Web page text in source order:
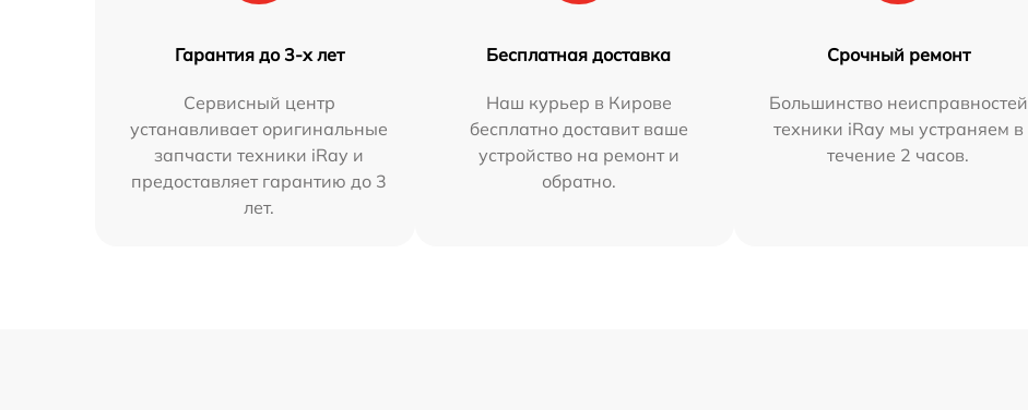
Гарантия до 3-х лет
Сервисный центр
устанавливает оригинальные
запчасти техники iRay и
предоставляет гарантию до 3
лет.
Бесплатная доставка
Наш курьер в Кирове
бесплатно доставит ваше
устройство на ремонт и
обратно.
Срочный ремонт
Большинство неисправностей
техники iRay мы устраняем в
течение 2 часов.